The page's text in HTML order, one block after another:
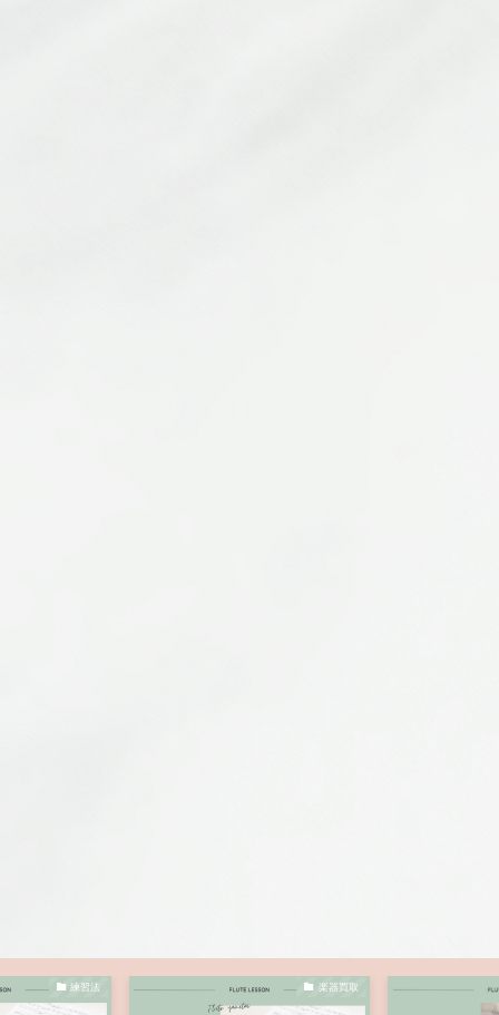
練習法 楽器買取